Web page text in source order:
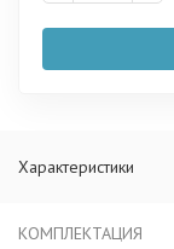
Характеристики
КОМПЛЕКТАЦИЯ